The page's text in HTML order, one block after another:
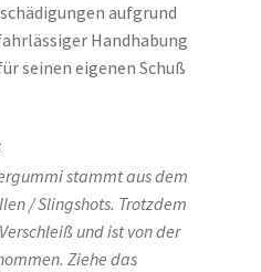
aufgrund
Handhabung
seinen eigenen Schuß
stammt aus dem
/ Slingshots. Trotzdem
und ist von der
Ziehe das